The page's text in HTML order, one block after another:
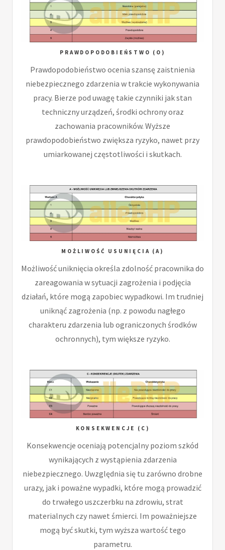
PRAWDOPODOBIEŃSTWO (O)
Prawdopodobieństwo ocenia szansę zaistnienia
niebezpiecznego zdarzenia w trakcie wykonywania
pracy. Bierze pod uwagę takie czynniki jak stan
techniczny urządzeń, środki ochrony oraz
zachowania pracowników. Wyższe
prawdopodobieństwo zwiększa ryzyko, nawet przy
umiarkowanej częstotliwości i skutkach.
MOŻLIWOŚĆ USUNIĘCIA (A)
Możliwość uniknięcia określa zdolność pracownika do
zareagowania w sytuacji zagrożenia i podjęcia
działań, które mogą zapobiec wypadkowi. Im trudniej
uniknąć zagrożenia (np. z powodu nagłego
charakteru zdarzenia lub ograniczonych środków
ochronnych), tym większe ryzyko.
KONSEKWENCJE (C)
Konsekwencje oceniają potencjalny poziom szkód
wynikających z wystąpienia zdarzenia
niebezpiecznego. Uwzględnia się tu zarówno drobne
urazy, jak i poważne wypadki, które mogą prowadzić
do trwałego uszczerbku na zdrowiu, strat
materialnych czy nawet śmierci. Im poważniejsze
mogą być skutki, tym wyższa wartość tego
parametru.